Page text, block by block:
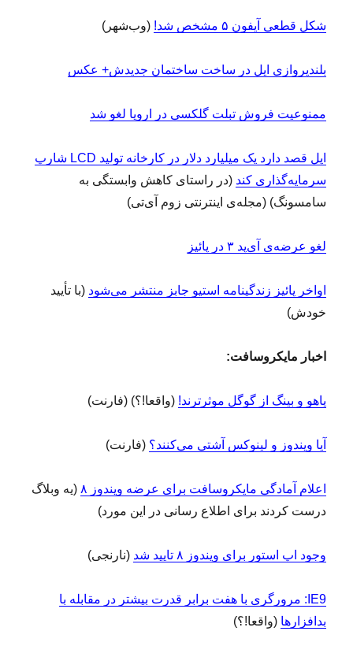
شکل قطعی آیفون ۵ مشخص شد! (وب‌شهر)
بلندپروازی اپل در ساخت ساختمان جدیدش+ عکس
ممنوعیت فروش تبلت گلکسی در اروپا لغو شد
اپل قصد دارد یک میلیارد دلار در کارخانه تولید LCD شارپ
سرمایه‌گذاری کند (در راستای کاهش وابستگی به
سامسونگ) (مجله‌ی اینترنتی زوم‌ آی‌تی)
لغو عرضه‌ی آی‌پد ۳ در پائیز
اواخر پائیز زندگینامه استیو جابز منتشر می‌شود (با تأیید
خودش)
اخبار مایکروسافت:
یاهو و بینگ از گوگل موثرترند! (واقعا!؟) (فارنت)
آیا ویندوز و لینوکس آشتی می‌کنند؟ (فارنت)
اعلام آمادگی مایکروسافت برای عرضه ویندوز ۸
(یه وبلاگ
درست کردند برای اطلاع‌ رسانی در این مورد)
وجود اپ استور برای ویندوز ۸ تایید شد (نارنجی)
IE9: مرورگری با هفت برابر قدرت بیشتر در مقابله با
بدافزارها (واقعا!؟)